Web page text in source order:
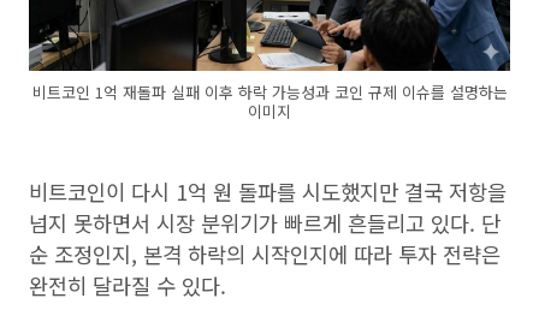
비트코인 1억 재돌파 실패 이후 하락 가능성과 코인 규제 이슈를 설명하는
이미지
비트코인이 다시 1억 원 돌파를 시도했지만 결국 저항을
넘지 못하면서 시장 분위기가 빠르게 흔들리고 있다. 단
순 조정인지, 본격 하락의 시작인지에 따라 투자 전략은
완전히 달라질 수 있다.